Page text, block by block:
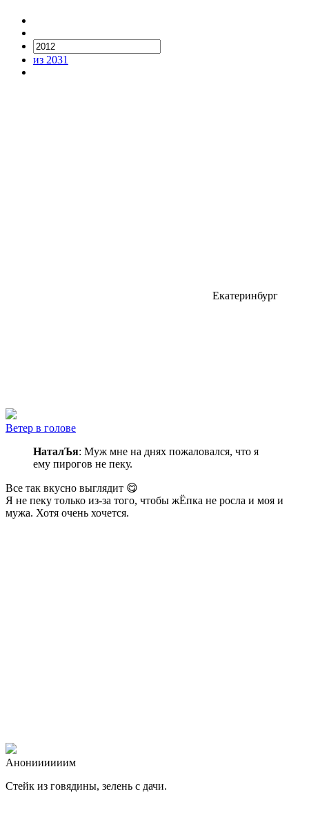
из 2031
Екатеринбург
Ветер в голове
НаталЪя: Муж мне на днях пожаловался, что я
ему пирогов не пеку.
Все так вкусно выглядит 😋
Я не пеку только из-за того, чтобы жЁпка не росла и моя и
мужа. Хотя очень хочется.
Анониииииим
Стейк из говядины, зелень с дачи.